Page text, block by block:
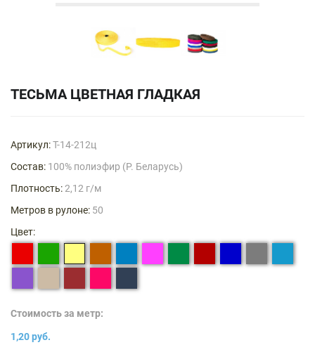
ТЕСЬМА ЦВЕТНАЯ ГЛАДКАЯ
Артикул:Т-14-212ц
Состав: 100% полиэфир (Р. Беларусь)
Плотность:2,12 г/м
Метров в рулоне: 50
Цвет:
Стоимость за метр:
1,20 руб.